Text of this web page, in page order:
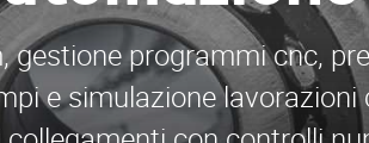
programmi cnc,
e simulazione